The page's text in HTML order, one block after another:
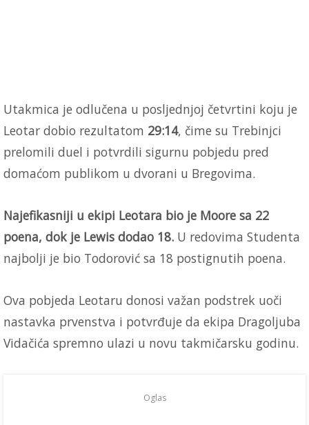
Utakmica je odlučena u posljednjoj četvrtini koju je
Leotar dobio rezultatom 29:14, čime su Trebinjci
prelomili duel i potvrdili sigurnu pobjedu pred
domaćom publikom u dvorani u Bregovima.
Najefikasniji u ekipi Leotara bio je Moore sa 22
poena, dok je Lewis dodao 18. U redovima Studenta
najbolji je bio Todorović sa 18 postignutih poena.
Ova pobjeda Leotaru donosi važan podstrek uoči
nastavka prvenstva i potvrđuje da ekipa Dragoljuba
Vidačića spremno ulazi u novu takmičarsku godinu.
Oglas